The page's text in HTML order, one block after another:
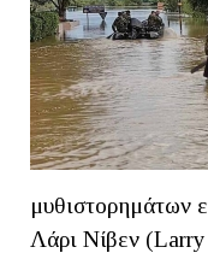
μυθιστορημάτων
Λάρι Νίβεν (Larry